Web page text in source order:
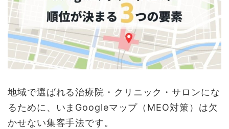
地域で選ばれる治療院・クリニック・サロンにな
るために、いまGoogleマップ（MEO対策）は欠
かせない集客手法です。